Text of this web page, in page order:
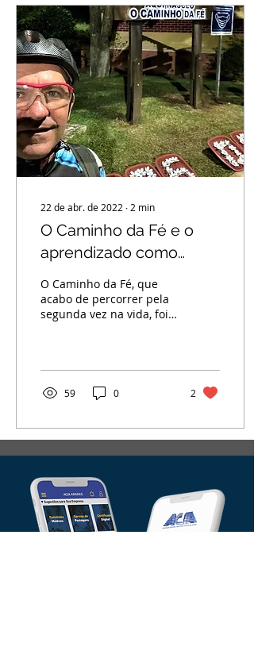
22 de abr. de 2022 ∙ 2 min
O Caminho da Fé e o
aprendizado como
gestor
O Caminho da Fé, que
acabo de percorrer pela
segunda vez na vida, foi,
59 0 2